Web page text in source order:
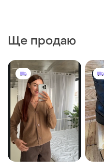
Ще продаю